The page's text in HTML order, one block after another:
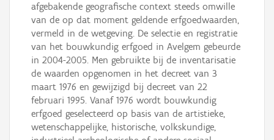
afgebakende geografische context steeds omwille
van de op dat moment geldende erfgoedwaarden,
vermeld in de wetgeving. De selectie en registratie
van het bouwkundig erfgoed in Avelgem gebeurde
in 2004-2005. Men gebruikte bij de inventarisatie
de waarden opgenomen in het decreet van 3
maart 1976 en gewijzigd bij decreet van 22
februari 1995. Vanaf 1976 wordt bouwkundig
erfgoed geselecteerd op basis van de artistieke,
wetenschappelijke, historische, volkskundige,